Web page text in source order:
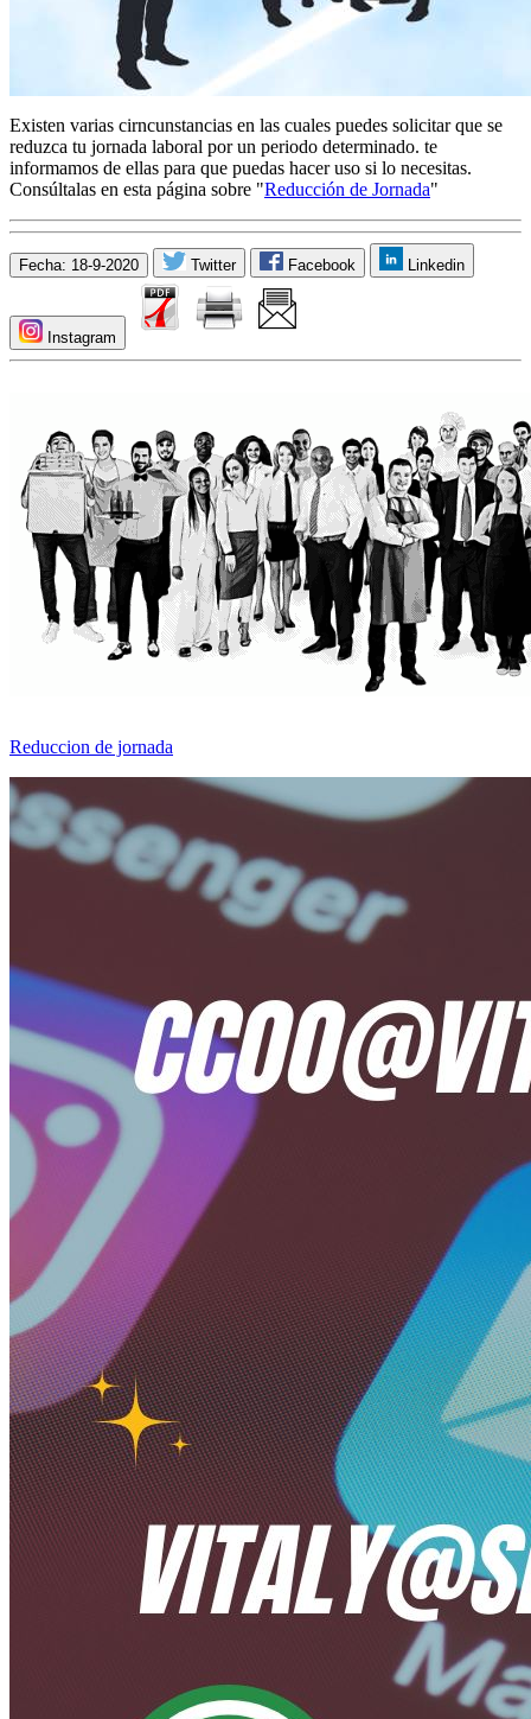
Existen varias cirncunstancias en las cuales puedes solicitar que se
reduzca tu jornada laboral por un periodo determinado. te
informamos de ellas para que puedas hacer uso si lo necesitas.
Consúltalas en esta página sobre "Reducción de Jornada"
Fecha: 18-9-2020 Twitter Facebook Linkedin
Instagram
Reduccion de jornada